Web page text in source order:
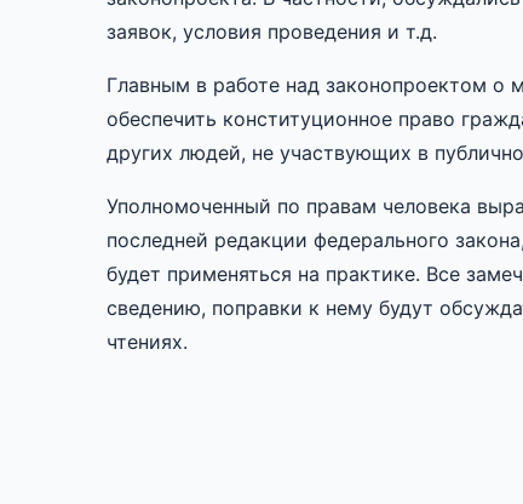
заявок, условия проведения и т.д.
Главным в работе над законопроектом о
обеспечить конституционное право
других людей, не участвующих в
Уполномоченный по правам человека
последней редакции федерального
будет применяться на практике. Все
сведению, поправки к нему будут
чтениях.